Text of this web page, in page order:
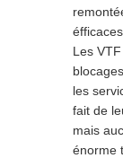
Les
les
fait de
mais
énorme